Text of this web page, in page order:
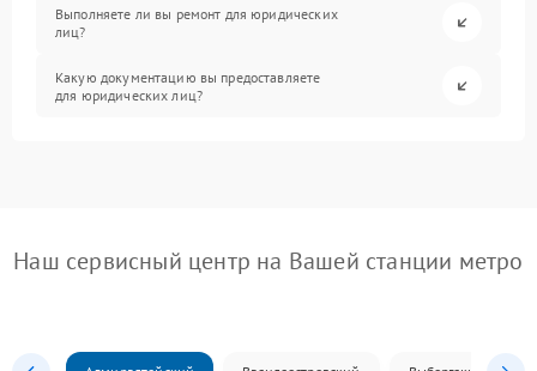
Выполняете ли вы ремонт для юридических
лиц?
Какую документацию вы предоставляете
для юридических лиц?
Наш сервисный центр на Вашей станции метро